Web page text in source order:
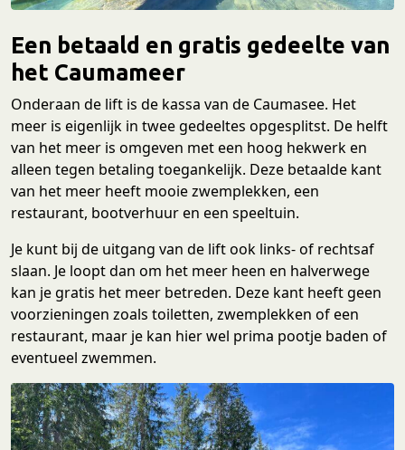
Een betaald en gratis gedeelte van
het Caumameer
Onderaan de lift is de kassa van de Caumasee. Het
meer is eigenlijk in twee gedeeltes opgesplitst. De helft
van het meer is omgeven met een hoog hekwerk en
alleen tegen betaling toegankelijk. Deze betaalde kant
van het meer heeft mooie zwemplekken, een
restaurant, bootverhuur en een speeltuin.
Je kunt bij de uitgang van de lift ook links- of rechtsaf
slaan. Je loopt dan om het meer heen en halverwege
kan je gratis het meer betreden. Deze kant heeft geen
voorzieningen zoals toiletten, zwemplekken of een
restaurant, maar je kan hier wel prima pootje baden of
eventueel zwemmen.